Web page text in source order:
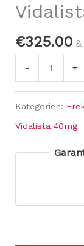
€325.00
- +
Kategorien:
Vidalista 40mg